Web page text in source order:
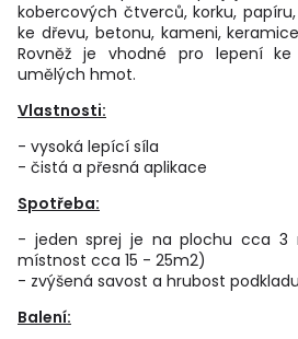
kobercových čtverců, korku,
ke dřevu, betonu, kameni,
Rovněž je vhodné pro lepení
umělých hmot.
Vlastnosti:
- vysoká lepící síla
- čistá a přesná aplikace
Spotřeba:
- jeden sprej je na plochu cca 3
místnost cca 15 - 25m2)
- zvýšená savost a hrubost
Balení: